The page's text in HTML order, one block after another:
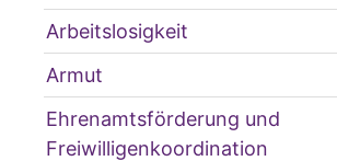
Arbeitslosigkeit
Armut
Ehrenamtsförderung und
Freiwilligenkoordination